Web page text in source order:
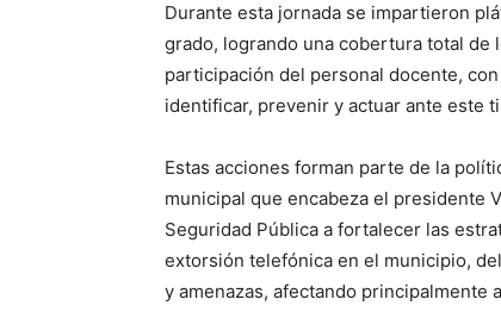
Durante esta jornada se impartieron
grado, logrando una cobertura total de
participación del personal docente,
identificar, prevenir y actuar ante este
Estas acciones forman parte de la
municipal que encabeza el presidente
Seguridad Pública a fortalecer las
extorsión telefónica en el municipio,
y amenazas, afectando principalmente